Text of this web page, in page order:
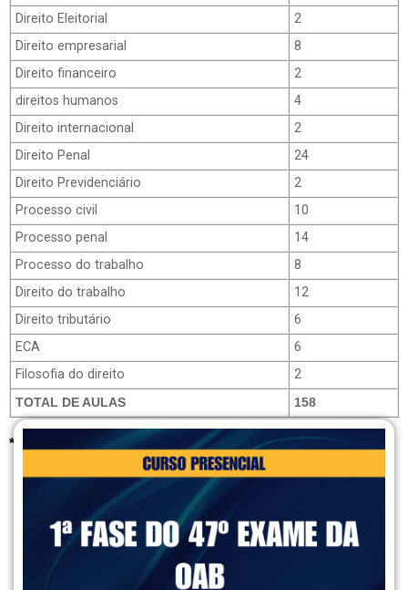
Direito Eleitorial
2
Direito empresarial
8
Direito financeiro
2
direitos humanos
4
Direito internacional
2
Direito Penal
24
Direito Previdenciário
2
Processo civil
10
Processo penal
14
Processo do trabalho
8
Direito do trabalho
12
Direito tributário
6
ECA
6
Filosofia do direito
2
TOTAL DE AULAS 158
*Grade sujeita à alterações